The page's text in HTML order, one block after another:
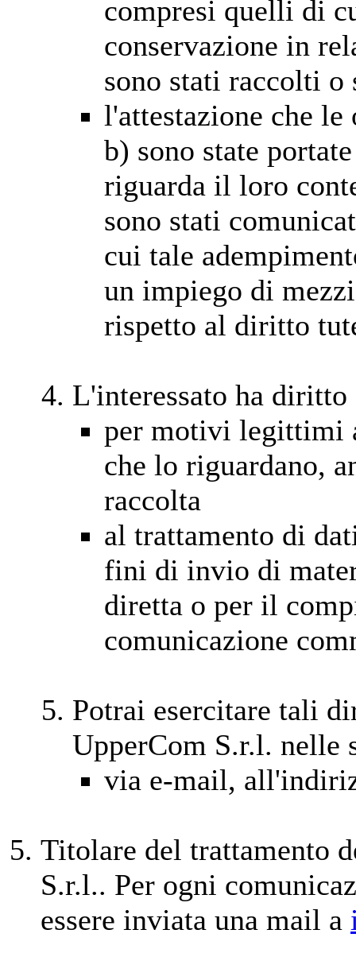
compresi quelli di
conservazione in
sono stati raccolti o
l'attestazione che
b) sono state
riguarda il loro
sono stati
cui tale
un impiego di
rispetto al diritto
L'interessato ha
per motivi legittimi
che lo riguardano,
raccolta
al trattamento di
fini di invio di
diretta o per il
comunicazione
Potrai esercitare tali
UpperCom S.r.l. nelle
via e-mail,
Titolare del trattamento
S.r.l.. Per ogni
essere inviata una mail a